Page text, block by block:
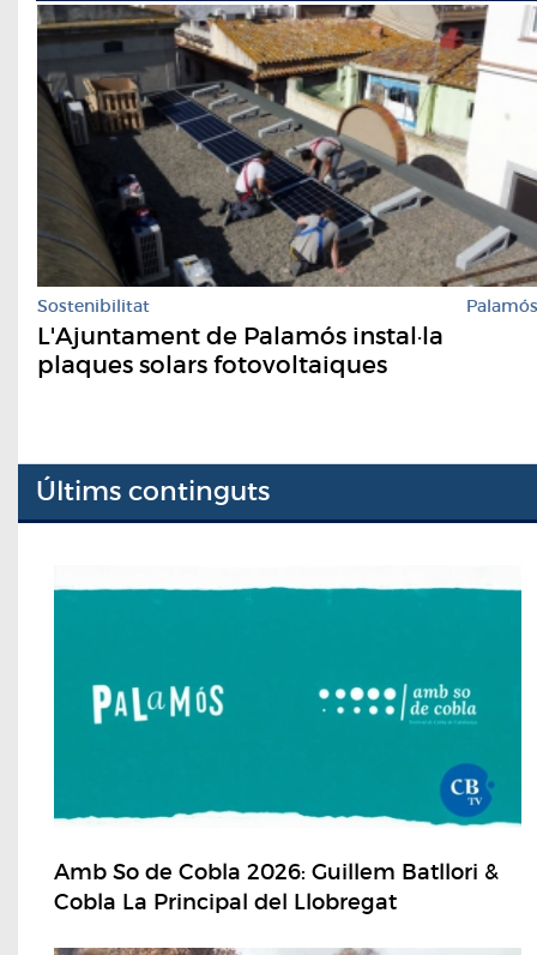
Sostenibilitat Palamós
L'Ajuntament de Palamós instal·la
plaques solars fotovoltaiques
Últims continguts
Amb So de Cobla 2026: Guillem Batllori &
Cobla La Principal del Llobregat